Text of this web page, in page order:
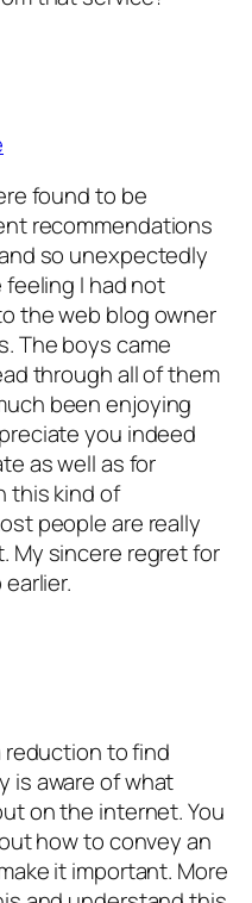
found to be
recommendations
so unexpectedly
I had not
the web blog owner
The boys came
through all of them
been enjoying
you indeed
as well as for
this kind of
people are really
My sincere regret for
reduction to find
is aware of what
on the internet. You
how to convey an
it important. More